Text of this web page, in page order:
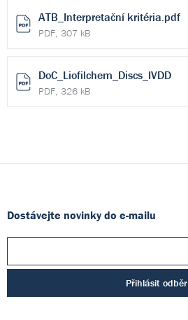
ATB_Interpretační kritéria.pdf
PDF, 307 kB
DoC_Liofilchem_Discs_IVDD
PDF, 326 kB
Dostávejte novinky do e-mailu
Přihlásit odběr